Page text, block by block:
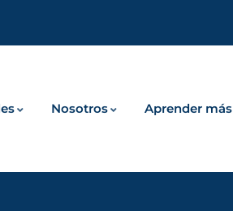
Nosotros Aprender más